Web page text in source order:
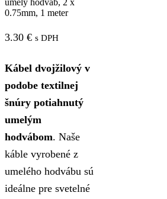
umelý hodváb, 2 x
0.75mm, 1 meter
3.30 € s DPH
Kábel dvojžilový v
podobe textilnej
šnúry potiahnutý
umelým
hodvábom. Naše
káble vyrobené z
umelého hodvábu sú
ideálne pre svetelné